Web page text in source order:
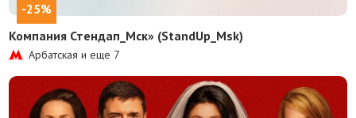
-25%
Компания Стендап_Мск» (StandUp_Msk)
Арбатская и еще 7